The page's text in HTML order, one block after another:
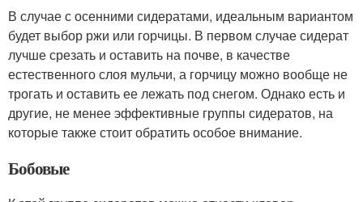
В случае с осенними сидератами, идеальным вариантом
будет выбор ржи или горчицы. В первом случае сидерат
лучше срезать и оставить на почве, в качестве
естественного слоя мульчи, а горчицу можно вообще не
трогать и оставить ее лежать под снегом. Однако есть и
другие, не менее эффективные группы сидератов, на
которые также стоит обратить особое внимание.
Бобовые